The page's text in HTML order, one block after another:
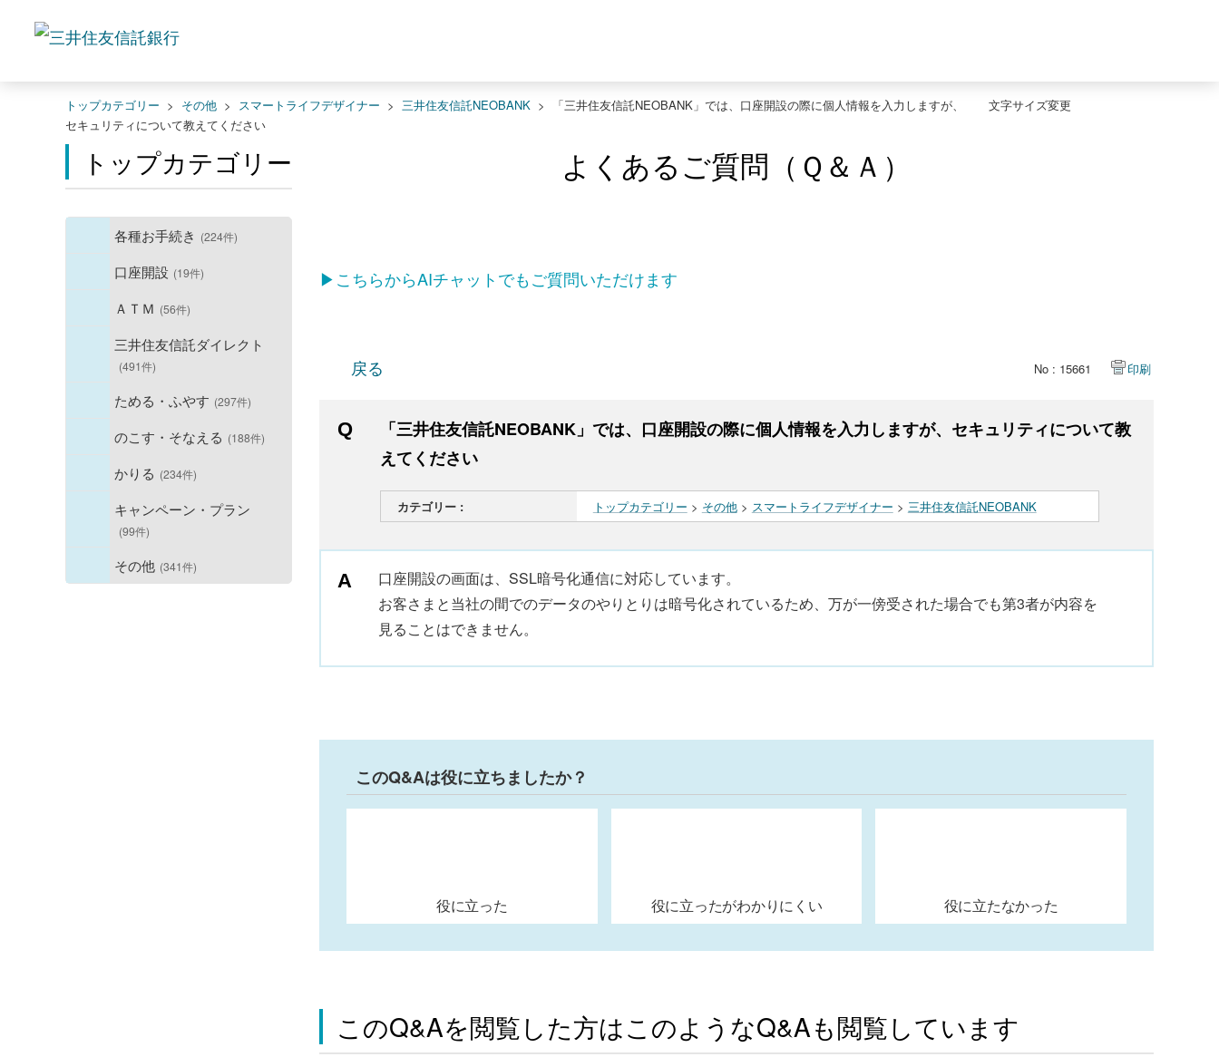
文字サイズ変更
トップカテゴリー > その他 > スマートライフデザイナー > 三井住友信託NEOBANK >
「三井住友信託NEOBANK」では、口座開設の際に個人情報を入力しますが、
セキュリティについて教えてください
トップカテゴリー
各種お手続き (224件)
口座開設 (19件)
ＡＴＭ (56件)
三井住友信託ダイレクト
(491件)
ためる・ふやす (297件)
のこす・そなえる (188件)
かりる (234件)
キャンペーン・プラン
(99件)
その他 (341件)
よくあるご質問（Ｑ＆Ａ）
▶こちらからAIチャットでもご質問いただけます
戻る No : 15661 印刷
「三井住友信託NEOBANK」では、口座開設の際に個人情報を入力しますが、セキュリティについて教
えてください
カテゴリー : トップカテゴリー > その他> スマートライフデザイナー > 三井住友信託NEOBANK
口座開設の画面は、SSL暗号化通信に対応しています。
お客さまと当社の間でのデータのやりとりは暗号化されているため、万が一傍受された場合でも第3者が内容を
見ることはできません。
このQ&Aは役に立ちましたか？
役に立った 役に立ったがわかりにくい 役に立たなかった
このQ&Aを閲覧した方はこのようなQ&Aも閲覧しています